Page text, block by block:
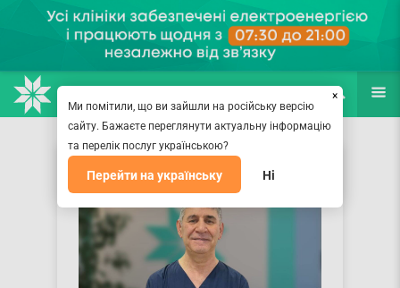
(067) 127-03-03
ПОИСК ЕЩЁ
×
Ми помітили, що ви зайшли на російську версію
сайту. Бажаєте переглянути актуальну інформацію
та перелік послуг українською?
Перейти на українську Ні